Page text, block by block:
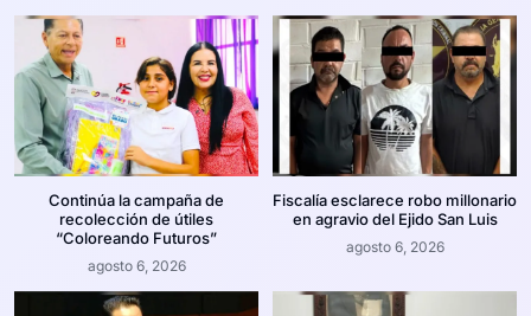
Continúa la campaña de
recolección de útiles
“Coloreando Futuros”
agosto 6, 2026
Fiscalía esclarece robo millonario
en agravio del Ejido San Luis
agosto 6, 2026